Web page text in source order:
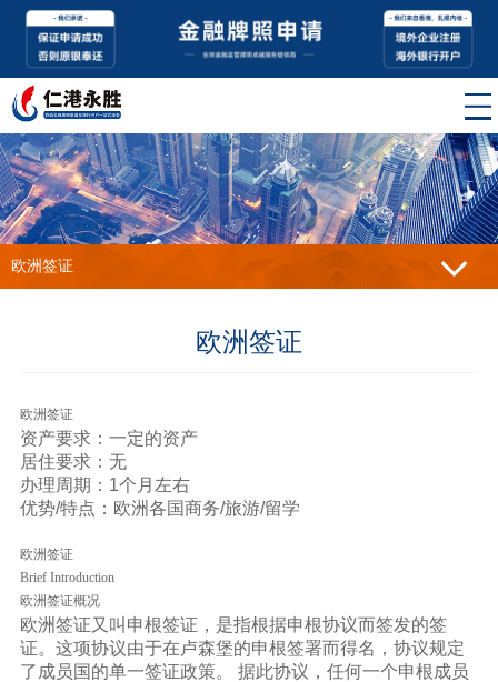
欧洲签证
欧洲签证
欧洲签证
资产要求：一定的资产
居住要求：无
办理周期：1个月左右
优势/特点：欧洲各国商务/旅游/留学
欧洲签证
Brief Introduction
欧洲签证概况
欧洲签证又叫申根签证，是指根据申根协议而签发的签
证。这项协议由于在卢森堡的申根签署而得名，协议规定
了成员国的单一签证政策。 据此协议，任何一个申根成员